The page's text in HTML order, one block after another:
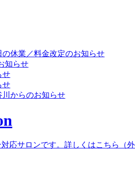
休業／料金改定のお知らせ
知らせ
せ
せ
からのお知らせ
応サロンです。詳しくはこちら（外